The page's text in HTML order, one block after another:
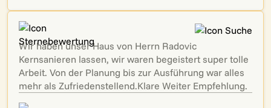
Wir haben unser Haus von Herrn Radovic
Kernsanieren lassen, wir waren begeistert super tolle
Arbeit. Von der Planung bis zur Ausführung war alles
mehr als Zufriedenstellend.Klare Weiter Empfehlung.